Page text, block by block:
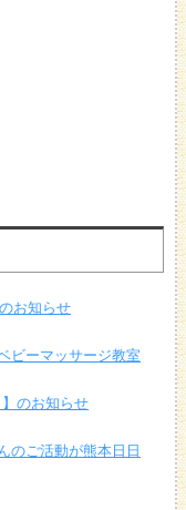
お知らせ
ビーマッサージ教室
のお知らせ
のご活動が熊本日日